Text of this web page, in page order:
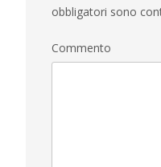
obbligatori sono
Commento